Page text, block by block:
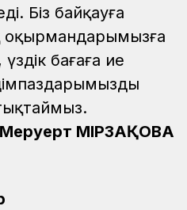
Біз байқауға
оқырмандарымызға
бағаға ие
Меруерт ӨМІРЗАҚОВА